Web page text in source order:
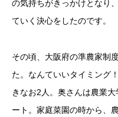
の気持ちがきっかけとなり
その頃、大阪府の準農家制
た。なんていいタイミング
きなお2人。奥さんは農業